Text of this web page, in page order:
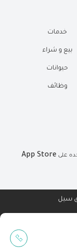
خدمات
بيع و شراء
حيوانات
وظائف
على App Store
سيل